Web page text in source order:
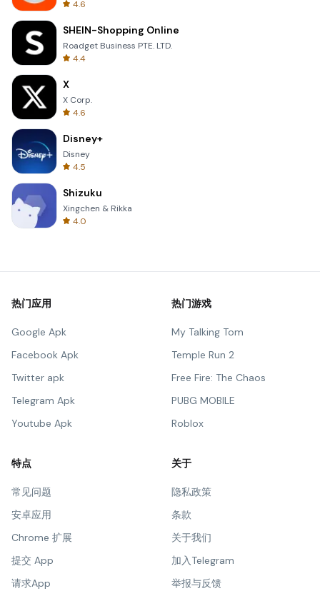
4.6
SHEIN-Shopping Online
Roadget Business PTE. LTD.
4.4
X
X Corp.
4.6
Disney+
Disney
4.5
Shizuku
Xingchen & Rikka
4.0
热门应用
Google Apk
Facebook Apk
Twitter apk
Telegram Apk
Youtube Apk
热门游戏
My Talking Tom
Temple Run 2
Free Fire: The Chaos
PUBG MOBILE
Roblox
特点
常见问题
安卓应用
Chrome 扩展
提交 App
请求App
关于
隐私政策
条款
关于我们
加入Telegram
举报与反馈